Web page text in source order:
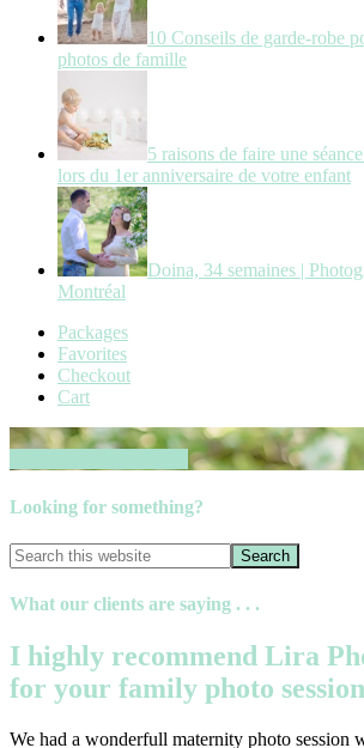
10 Conseils de garde-robe
photos de famille
5 raisons de faire une
lors du 1er anniversaire de votre enfant
Doina, 34 semaines |
Montréal
Packages
Favorites
Checkout
Cart
Looking for something?
What our clients are saying . . .
I highly recommend Lira
for your family photo
We had a wonderfull maternity photo session